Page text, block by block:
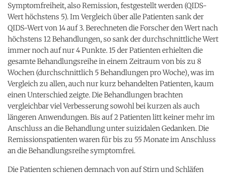
Symptomfreiheit, also Remission, festgestellt werden (QIDS-
Wert höchstens 5). Im Vergleich über alle Patienten sank der
QIDS-Wert von 14 auf 3. Berechneten die Forscher den Wert nach
höchstens 12 Behandlungen, so sank der durchschnittliche Wert
immer noch auf nur 4 Punkte. 15 der Patienten erhielten die
gesamte Behandlungsreihe in einem Zeitraum von bis zu 8
Wochen (durchschnittlich 5 Behandlungen pro Woche), was im
Vergleich zu allen, auch nur kurz behandelten Patienten, kaum
einen Unterschied zeigte. Die Behandlungen brachten
vergleichbar viel Verbesserung sowohl bei kurzen als auch
längeren Anwendungen. Bis auf 2 Patienten litt keiner mehr im
Anschluss an die Behandlung unter suizidalen Gedanken. Die
Remissionspatienten waren für bis zu 55 Monate im Anschluss
an die Behandlungsreihe symptomfrei.
Die Patienten schienen demnach von auf Stirn und Schläfen